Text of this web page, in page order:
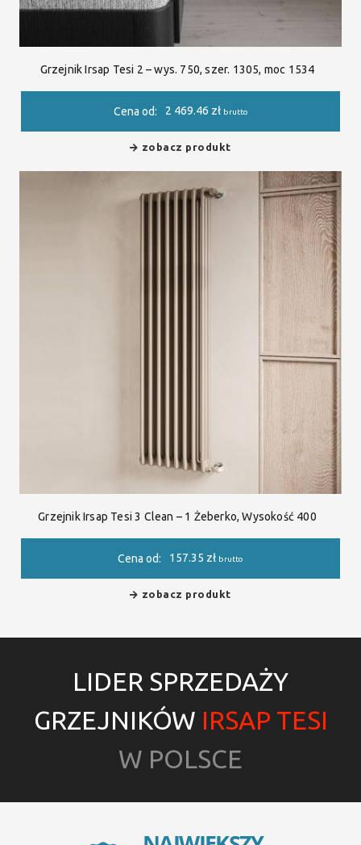
Grzejnik Irsap Tesi 2 – wys. 750, szer. 1305, moc 1534
Cena od: 2 469.46 zł brutto
zobacz produkt
Grzejnik Irsap Tesi 3 Clean – 1 Żeberko, Wysokość 400
Cena od: 157.35 zł brutto
zobacz produkt
LIDER SPRZEDAŻY
GRZEJNIKÓW IRSAP TESI
W POLSCE